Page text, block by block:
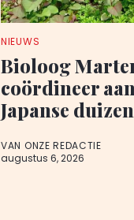
NIEUWS
Bioloog
coördineer
Japanse
VAN ONZE REDACTIE
augustus 6, 2026